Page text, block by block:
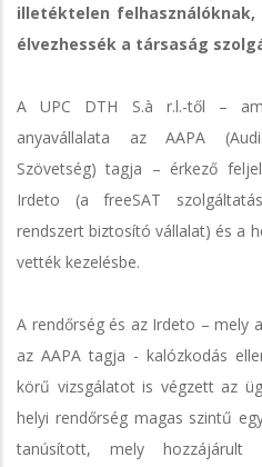
illetéktelen
élvezhessék a társaság
A UPC DTH S.à r.l.-től –
anyavállalata az AAPA
Szövetség) tagja – érkező
Irdeto (a freeSAT
rendszert biztosító vállalat) és a
vették kezelésbe.
A rendőrség és az Irdeto – mely
az AAPA tagja - kalózkodás
körű vizsgálatot is végzett az
helyi rendőrség magas szintű
tanúsított, mely hozzájárult